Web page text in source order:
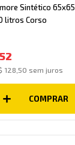
Sintético 65x65
litros Corso
128 50 sem juros
COMPRAR